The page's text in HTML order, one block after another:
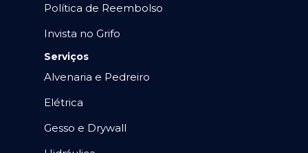
Política de Reembolso
Invista no Grifo
Serviços
Alvenaria e Pedreiro
Elétrica
Gesso e Drywall